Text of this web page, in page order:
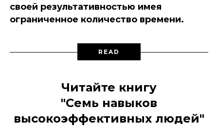
своей результативностью имея
ограниченное количество времени.
READ
Читайте книгу
"Семь навыков
высокоэффективных людей"